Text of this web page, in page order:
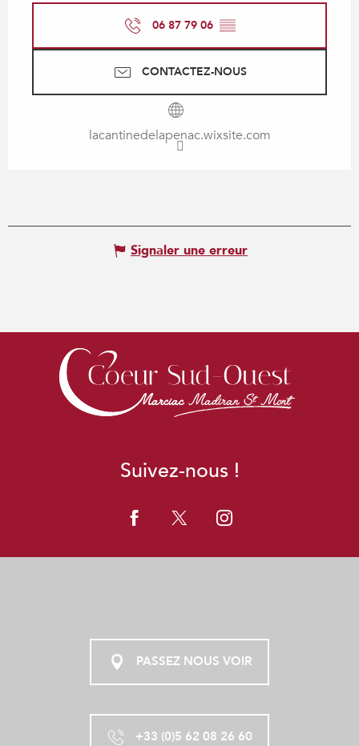
06 87 79 06 ▒▒
CONTACTEZ-NOUS
lacantinedelapenac.wixsite.com
Signaler une erreur
Suivez-nous !
PASSEZ NOUS VOIR
+33 (0)5 62 08 26 60